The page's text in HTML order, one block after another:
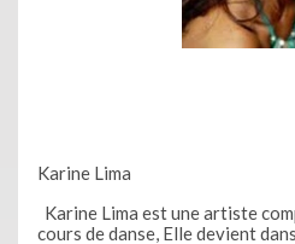
Karine Lima
Karine Lima est une artiste
cours de danse, Elle devient